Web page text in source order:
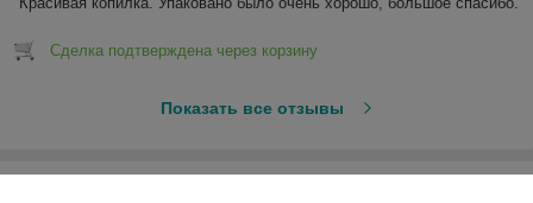
Сделка подтверждена через корзину
Показать все отзывы